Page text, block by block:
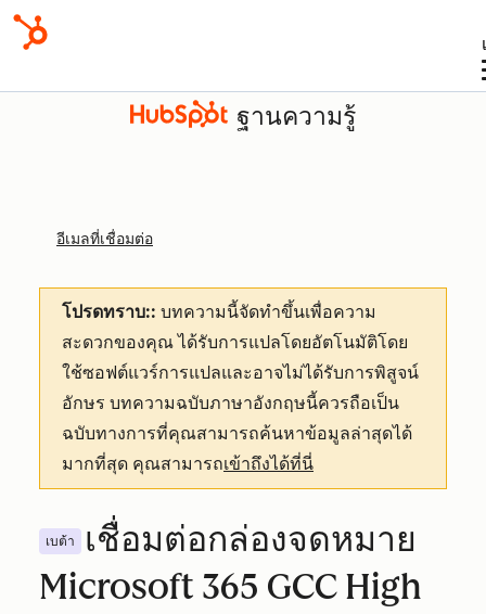
ฐานความรู้
อีเมลที่เชื่อมต่อ
โปรดทราบ:: บทความนี้จัดทำขึ้นเพื่อความ
สะดวกของคุณได้รับการแปลโดยอัตโนมัติโดย
ใช้ซอฟต์แวร์การแปลและอาจไม่ได้รับการพิสูจน์
อักษร บทความฉบับภาษาอังกฤษนี้ควรถือเป็น
ฉบับทางการที่คุณสามารถค้นหาข้อมูลล่าสุดได้
มากที่สุด คุณสามารถเข้าถึงได้ที่นี่
เบต้า
เชื่อมต่อกล่องจดหมาย
Microsoft 365 GCC High